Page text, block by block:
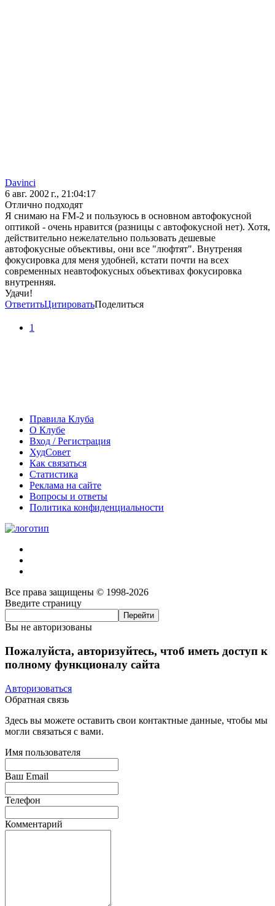
Davinci
6 авг. 2002 г., 21:04:17
Отлично подходят
Я снимаю на FM-2 и пользуюсь в основном автофокусной
оптикой - очень нравится (разницы с автофокусной нет). Хотя,
действительно нежелательно пользовать дешевые
автофокусные объективы, они все "люфтят". Внутреняя
фокусировка для меня удобней, кстати почти на всех
современных неавтофокусных объективах фокусировка
внутренняя.
Удачи!
ОтветитьЦитироватьПоделиться
1
Правила Клуба
О Клубе
Вход / Регистрация
ХудСовет
Как связаться
Статистика
Реклама на сайте
Вопросы и ответы
Политика конфиденциальности
Все права защищены © 1998-2026
Введите страницу
Вы не авторизованы
Пожалуйста, авторизуйтесь, чтоб иметь доступ к
полному функционалу сайта
Авторизоваться
Обратная связь
Здесь вы можете оставить свои контактные данные, чтобы мы
могли связаться с вами.
Имя пользователя
Ваш Email
Телефон
Комментарий